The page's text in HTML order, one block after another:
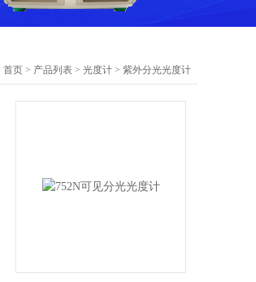
首页 > 产品列表 > 光度计 > 紫外分光光度计